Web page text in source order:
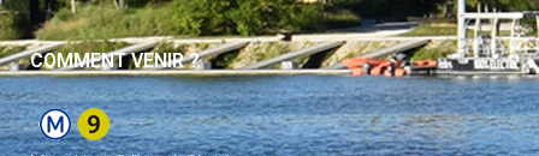
COMMENT VENIR ?